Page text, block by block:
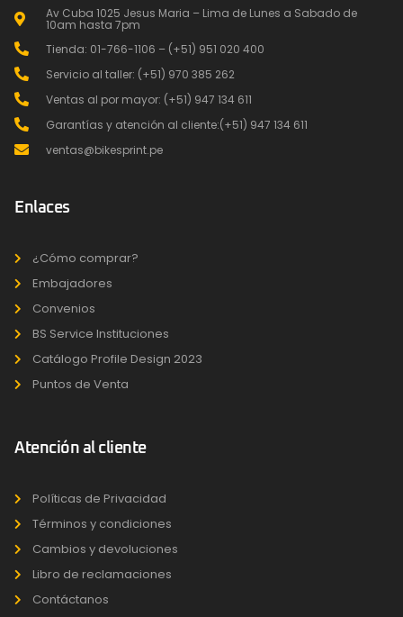
Av Cuba 1025 Jesus Maria – Lima de Lunes a Sabado de
10am hasta 7pm
Tienda: 01-766-1106 – (+51) 951 020 400
Servicio al taller: (+51) 970 385 262
Ventas al por mayor: (+51) 947 134 611
Garantías y atención al cliente:(+51) 947 134 611
ventas@bikesprint.pe
Enlaces
¿Cómo comprar?
Embajadores
Convenios
BS Service Instituciones
Catálogo Profile Design 2023
Puntos de Venta
Atención al cliente
Políticas de Privacidad
Términos y condiciones
Cambios y devoluciones
Libro de reclamaciones
Contáctanos